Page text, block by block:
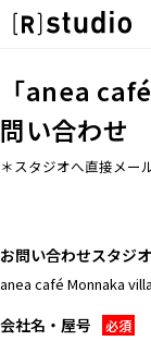
IMAGE
部屋ごとに写真で見
ひとつのスタジオで
スタジオを探す
雰囲気で探し
SCENE
部屋ごとに写
カフェやオフ
広さと利用料
「anea
問い合わせ
＊スタジオへ直接メー
お問い合わせスタジオ
anea café Monnaka
会社名・屋号